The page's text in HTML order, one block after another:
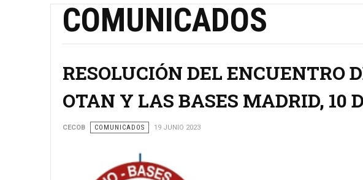
COMUNICADOS
RESOLUCIÓN DEL ENCUENTRO
OTAN Y LAS BASES MADRID, 10
CECOB COMUNICADOS 19 JUNIO 2023